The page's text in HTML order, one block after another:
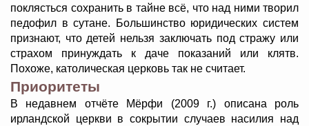
поклясться сохранить в тайне всё, что над ними творил
педофил в сутане. Большинство юридических систем
признают, что детей нельзя заключать под стражу или
страхом принуждать к даче показаний или клятв.
Похоже, католическая церковь так не считает.
Приоритеты
В недавнем отчёте Мёрфи (2009 г.) описана роль
ирландской церкви в сокрытии случаев насилия над